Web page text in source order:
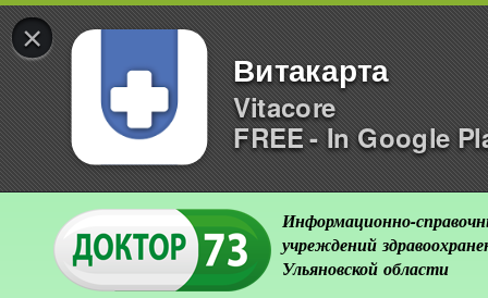
×
Витакарта
Vitacore
FREE - In Google
Информационно-
учреждений
Ульяновской области